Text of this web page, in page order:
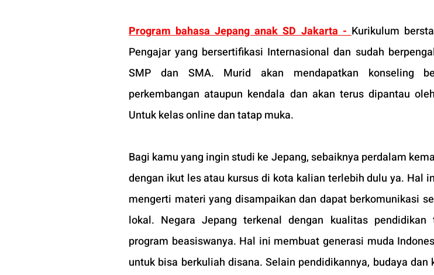
Program bahasa Jepang anak SD Jakarta - Kurikulum
Pengajar yang bersertifikasi Internasional dan sudah
SMP dan SMA. Murid akan mendapatkan konseling
perkembangan ataupun kendala dan akan terus dipantau
Untuk kelas online dan tatap muka.
Bagi kamu yang ingin studi ke Jepang, sebaiknya perdalam
dengan ikut les atau kursus di kota kalian terlebih dulu ya. Hal
mengerti materi yang disampaikan dan dapat berkomunikasi
lokal. Negara Jepang terkenal dengan kualitas
program beasiswanya. Hal ini membuat generasi muda
untuk bisa berkuliah disana. Selain pendidikannya, budaya